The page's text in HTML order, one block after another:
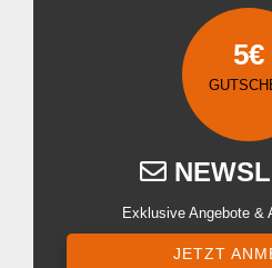
5€
Exklusive Angebote &
JETZT